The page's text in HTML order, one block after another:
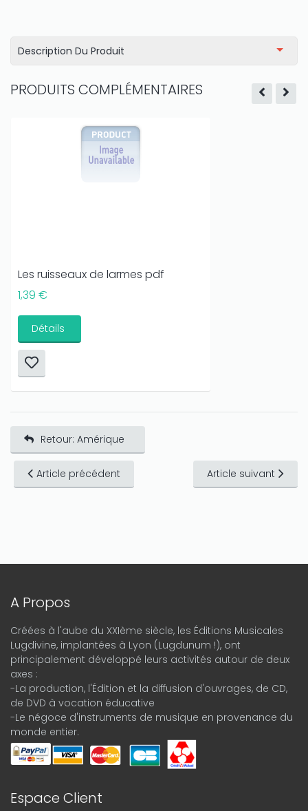
Description Du Produit
PRODUITS COMPLÉMENTAIRES
Les ruisseaux de larmes pdf
1,39 €
Détails
Retour: Amérique
Article précédent Article suivant
A Propos
Créées à l'aube du XXIème siècle, les Éditions Musicales
Lugdivine, implantées à Lyon (Lugdunum !), ont
principalement développé leurs activités autour de deux
axes :
-La production, l'Édition et la diffusion d'ouvrages, de CD,
de DVD à vocation éducative
-Le négoce d'instruments de musique en provenance du
monde entier.
Espace Client